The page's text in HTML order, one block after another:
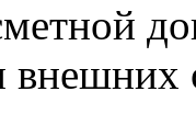
внешних